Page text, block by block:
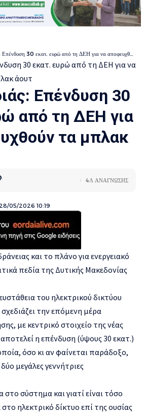
30 εκατ. ευρώ από τη ΔΕΗ για να αποφευχθούν τα μπλακ άουτ
Επένδυση 30
από τη ΔΕΗ για
τα μπλακ
05/2026 10:19
4Λ ΑΝΑΓΝΩΣΗΣ
και το πλάνο για ενεργειακό
πεδία της Δυτικής Μακεδονίας
του ηλεκτρικού δικτύου
την επόμενη μέρα
με κεντρικό στοιχείο της νέας
η επένδυση (ύψους 30 εκατ.)
όσο κι αν φαίνεται παράδοξο,
μεγάλες γεννήτριες
στο σύστημα και γιατί είναι τόσο
ηλεκτρικό δίκτυο επί της ουσίας